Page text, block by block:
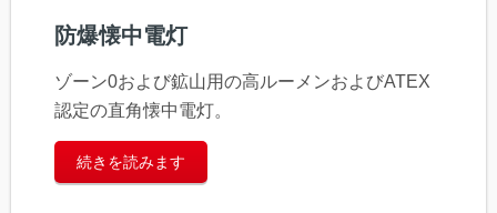
防爆懐中電灯
ゾーン0および鉱山用の高ルーメンおよびATEX
認定の直角懐中電灯。
続きを読みます